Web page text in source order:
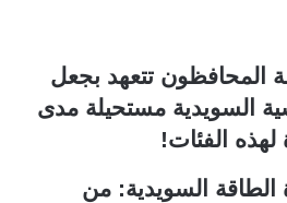
ح
ة
ا
ح
ة
ا
المحافظون تتعهد بجعل
السويدية مستحيلة مدى
لهذه الفئات!
الطاقة السويدية: من